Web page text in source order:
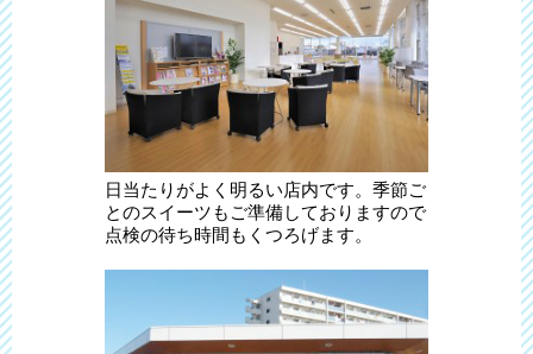
日当たりがよく明るい店内です。季節ご
とのスイーツもご準備しておりますので
点検の待ち時間もくつろげます。